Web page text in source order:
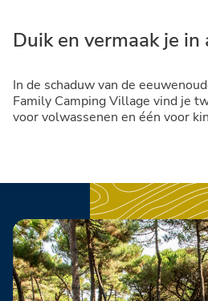
Duik en vermaak je
In de schaduw van de
Family Camping Village vind je
voor volwassenen en één voor